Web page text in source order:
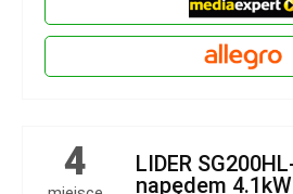
4
LIDER
napędem 4.1kW